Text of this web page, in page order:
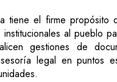
tiene el firme propósito
institucionales al pueblo
gestiones de
legal en puntos